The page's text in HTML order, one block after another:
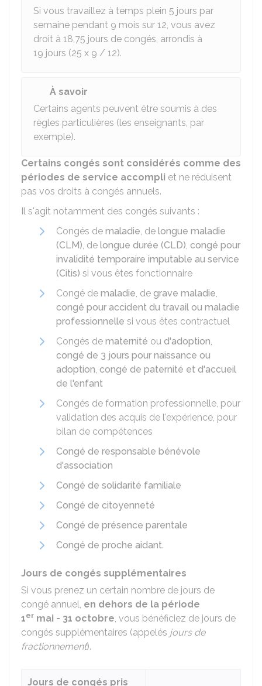
Si vous travaillez à temps plein 5 jours par
semaine pendant 9 mois sur 12, vous avez
droit à 18,75 jours de congés, arrondis à
19 jours (25 x 9 / 12).
À savoir
Certains agents peuvent être soumis à des
règles particulières (les enseignants, par
exemple).
Certains congés sont considérés comme des
périodes de service accompli et ne réduisent
pas vos droits à congés annuels.
Il s'agit notamment des congés suivants :
Congés de maladie, de longue maladie
(CLM), de longue durée (CLD), congé pour
invalidité temporaire imputable au service
(Citis) si vous êtes fonctionnaire
Congé de maladie, de grave maladie,
congé pour accident du travail ou maladie
professionnelle si vous êtes contractuel
Congés de maternité ou d'adoption,
congé de 3 jours pour naissance ou
adoption, congé de paternité et d'accueil
de l'enfant
Congés de formation professionnelle, pour
validation des acquis de l'expérience, pour
bilan de compétences
Congé de responsable bénévole
d'association
Congé de solidarité familiale
Congé de citoyenneté
Congé de présence parentale
Congé de proche aidant.
Jours de congés supplémentaires
Si vous prenez un certain nombre de jours de
congé annuel, en dehors de la période
1er mai - 31 octobre, vous bénéficiez de jours de
congés supplémentaires (appelés jours de
fractionnement).
Jours de congés pris